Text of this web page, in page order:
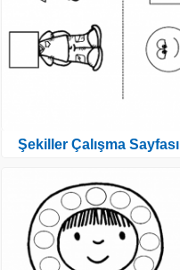
Şekiller Çalışma Sayfası